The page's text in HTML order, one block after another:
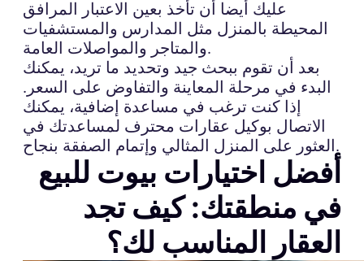
عليك أيضا أن تأخذ بعين الاعتبار المرافق
المحيطة بالمنزل مثل المدارس والمستشفيات
والمتاجر والمواصلات العامة.
بعد أن تقوم ببحث جيد وتحديد ما تريد، يمكنك
البدء في مرحلة المعاينة والتفاوض على السعر.
إذا كنت ترغب في مساعدة إضافية، يمكنك
الاتصال بوكيل عقارات محترف لمساعدتك في
العثور على المنزل المثالي وإتمام الصفقة بنجاح.
أفضل اختيارات بيوت للبيع
في منطقتك: كيف تجد
العقار المناسب لك؟